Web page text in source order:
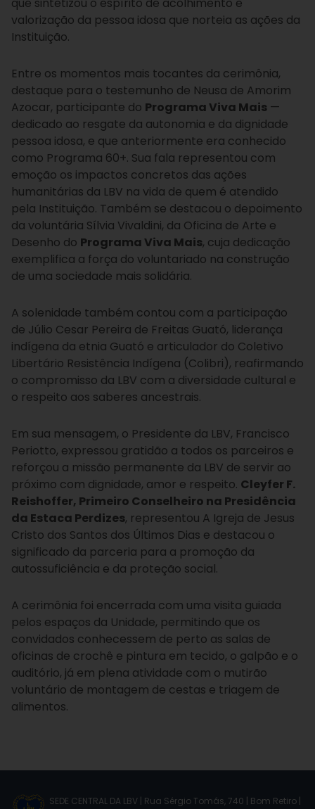
que sintetizou o espírito de acolhimento e
valorização da pessoa idosa que norteia as ações da
Instituição.
Entre os momentos mais tocantes da cerimônia,
destaque para o testemunho de Neusa de Amorim
Azocar, participante do Programa Viva Mais —
dedicado ao resgate da autonomia e da dignidade
pessoa idosa, e que anteriormente era conhecido
como Programa 60+. Sua fala representou com
emoção os impactos concretos das ações
humanitárias da LBV na vida de quem é atendido
pela Instituição. Também se destacou o depoimento
da voluntária Sílvia Vivaldini, da Oficina de Arte e
Desenho do Programa Viva Mais, cuja dedicação
exemplifica a força do voluntariado na construção
de uma sociedade mais solidária.
A solenidade também contou com a participação
de Júlio Cesar Pereira de Freitas Guató, liderança
indígena da etnia Guató e articulador do Coletivo
Libertário Resistência Indígena (Colibri), reafirmando
o compromisso da LBV com a diversidade cultural e
o respeito aos saberes ancestrais.
Em sua mensagem, o Presidente da LBV, Francisco
Periotto, expressou gratidão a todos os parceiros e
reforçou a missão permanente da LBV de servir ao
próximo com dignidade, amor e respeito. Cleyfer F.
Reishoffer, Primeiro Conselheiro na Presidência
da Estaca Perdizes, representou A Igreja de Jesus
Cristo dos Santos dos Últimos Dias e destacou o
significado da parceria para a promoção da
autossuficiência e da proteção social.
A cerimônia foi encerrada com uma visita guiada
pelos espaços da Unidade, permitindo que os
convidados conhecessem de perto as salas de
oficinas de crochê e pintura em tecido, o galpão e o
auditório, já em plena atividade com o mutirão
voluntário de montagem de cestas e triagem de
alimentos.
SEDE CENTRAL DA LBV | Rua Sérgio Tomás, 740 | Bom Retiro |